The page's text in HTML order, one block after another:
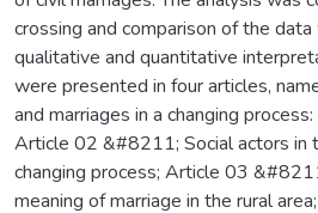
crossing and comparison of the
qualitative and quantitative
were presented in four articles,
and marriages in a changing
Article 02 &#8211; Social actors in
changing process; Article 03
meaning of marriage in the rural